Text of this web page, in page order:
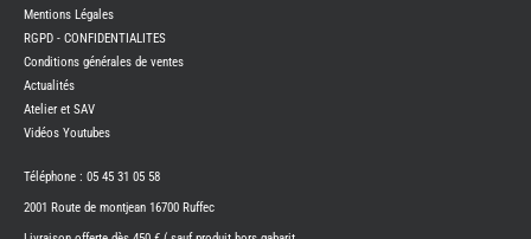
BENIMAR
CAMPING-
CARADO
CAMPING-
ITINEO
CAMPING-
Mentions Légales
RGPD - CONFIDENTIALITES
Conditions générales de ventes
Actualités
Atelier et SAV
Vidéos Youtubes
Téléphone : 05 45 31 05 58
2001 Route de montjean 16700 Ruffec